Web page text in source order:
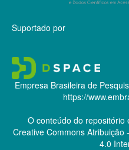
Suportado por
Empresa Brasileira de
https://
O conteúdo do repositório
Creative CommonsAtribuição
4.0